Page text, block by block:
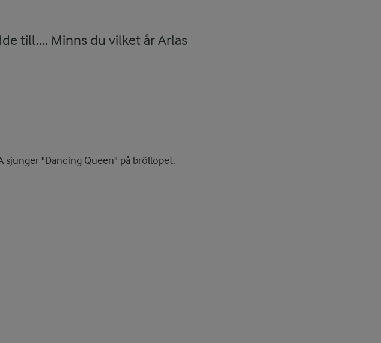
till.... Minns du vilket år Arlas
sjunger "Dancing Queen" på bröllopet.